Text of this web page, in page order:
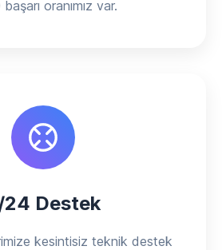
oranımız var.
24 Destek
kesintisiz teknik destek